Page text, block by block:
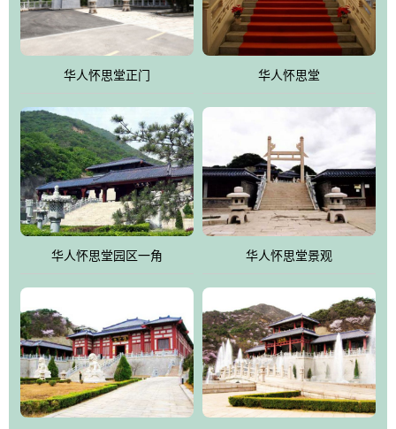
气势宏伟、古朴端庄、别具一格。怀思堂大殿入口两侧是用蜡染技
术描绘的抽象派创意绘画，大环境中的长城文化与炎黄始祖，小环
境的绘画中的河流、山川、彩云、明月，意喻着往生者与长城同
伴，与祖宗同眠，他（她）们的思想与品德与山河同在，与日月同
辉。
怀思堂作为豪华室内骨灰存放处，将干支纪年、五行相生相克、天
人合一、太极八卦、生辰八字及生肖等有机结合到历史文化中。一
厅七千个福位分十二小区，按十二地支命名。客户选位，可依据生
肖、八字、时辰亦可参考地理方位、职业、兴趣爱好等等。堂中是
地宫陵寝式的，入口楹联选材于著名田园诗人陶渊明"亲戚或余悲，
他人亦已歌，死后何所道，托体同山阿"中的后两句。反应了回归大
雀，后玄武"的四大吉祥物铜雕挂件。
华人怀思堂正门 华人怀思堂
华人怀思堂园区一角 华人怀思堂景观